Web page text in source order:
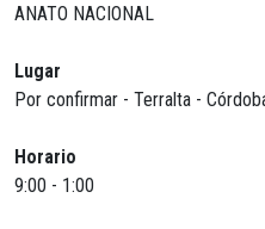
ANATO NACIONAL
Lugar
Por confirmar - Terralta -
Horario
9:00 - 1:00